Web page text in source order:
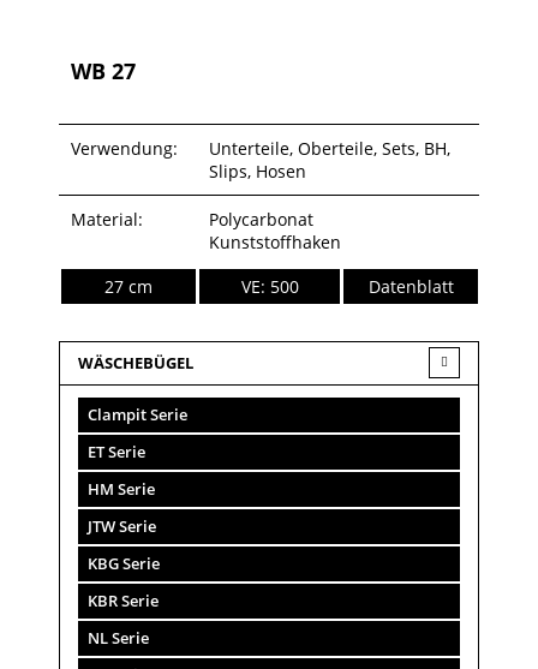
WB 27
Verwendung:
Unterteile, Oberteile, Sets, BH,
Slips, Hosen
Material:
Polycarbonat
Kunststoffhaken
27 cm
VE: 500 Datenblatt
WÄSCHEBÜGEL
Clampit Serie
ET Serie
HM Serie
JTW Serie
KBG Serie
KBR Serie
NL Serie